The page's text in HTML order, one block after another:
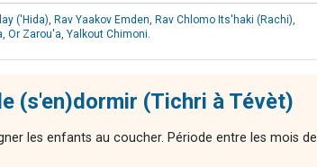
('Hida) Rav Yaakov Emden Rav Chlomo Its'haki (Rachi)
Or Zarou'a Yalkout Chimoni
(s'en)dormir (Tichri à Tévèt)
les enfants au coucher. Période entre les mois de